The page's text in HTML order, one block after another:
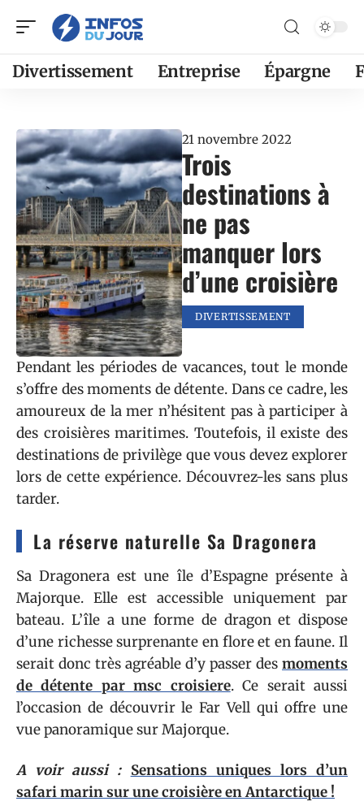
Divertissement Entreprise Épargne
21 novembre 2022
Trois
destinations à
ne pas
manquer lors
d’une croisière
DIVERTISSEMENT
Pendant les périodes de vacances, tout le monde
s’offre des moments de détente. Dans ce cadre, les
amoureux de la mer n’hésitent pas à participer à
des croisières maritimes. Toutefois, il existe des
destinations de privilège que vous devez explorer
lors de cette expérience. Découvrez-les sans plus
tarder.
La réserve naturelle Sa Dragonera
Sa Dragonera est une île d’Espagne présente à
Majorque. Elle est accessible uniquement par
bateau. L’île a une forme de dragon et dispose
d’une richesse surprenante en flore et en faune. Il
serait donc très agréable d’y passer des moments
de détente par msc croisiere. Ce serait aussi
l’occasion de découvrir le Far Vell qui offre une
vue panoramique sur Majorque.
A voir aussi : Sensations uniques lors d’un
safari marin sur une croisière en Antarctique !